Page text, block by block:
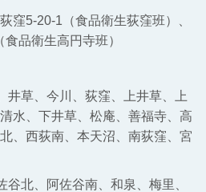
窪5-20-1（食品衛生荻窪班）、
品衛生高円寺班）
井草、今川、荻窪、上井草、上
水、下井草、松庵、善福寺、高
、西荻南、本天沼、南荻窪、宮
北、阿佐谷南、和泉、梅里、